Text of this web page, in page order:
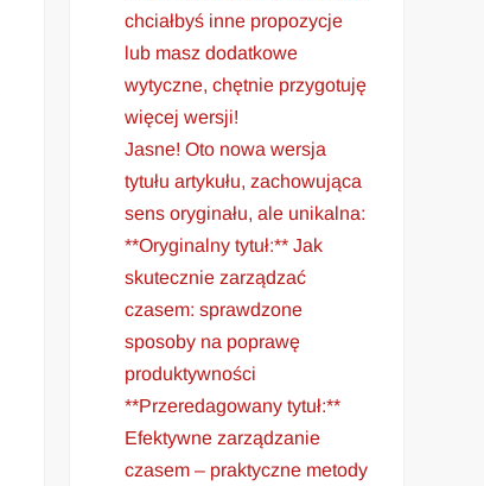
chciałbyś inne propozycje
lub masz dodatkowe
wytyczne, chętnie przygotuję
więcej wersji!
Jasne! Oto nowa wersja
tytułu artykułu, zachowująca
sens oryginału, ale unikalna:
**Oryginalny tytuł:** Jak
skutecznie zarządzać
czasem: sprawdzone
sposoby na poprawę
produktywności
**Przeredagowany tytuł:**
Efektywne zarządzanie
czasem – praktyczne metody